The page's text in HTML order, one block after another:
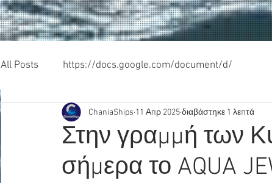
All Posts https://docs.google.com/document/d/
Στην γραμμή των
σήμερα το AQUA
ChaniaShips 11 Απρ 2025διαβάστηκε 1 λεπτά